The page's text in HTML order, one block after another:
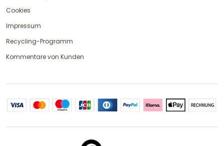
Cookies
Impressum
Recycling-Programm
Kommentare von Kunden